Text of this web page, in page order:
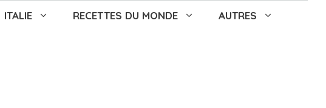
ITALIE RECETTES DU MONDE AUTRES